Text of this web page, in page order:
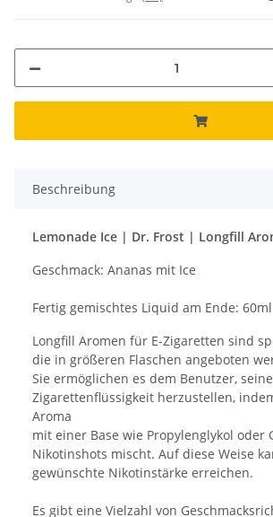
Beschreibung
Lemonade Ice | Dr. Frost | Longfill
Geschmack: Ananas mit Ice
Fertig gemischtes Liquid am Ende: 60ml
Longfill Aromen für E-Zigaretten sind
die in größeren Flaschen angeboten
Sie ermöglichen es dem Benutzer,
Zigarettenflüssigkeit herzustellen,
Aroma
mit einer Base wie Propylenglykol oder
Nikotinshots mischt. Auf diese Weise
gewünschte Nikotinstärke erreichen.
Es gibt eine Vielzahl von